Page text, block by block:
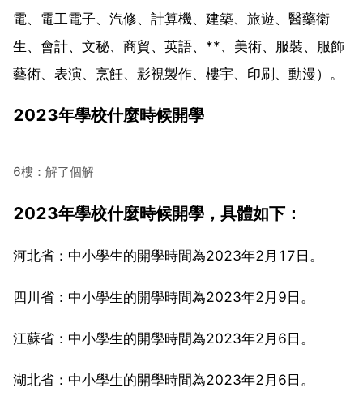
電、電工電子、汽修、計算機、建築、旅遊、醫藥衛
生、會計、文秘、商貿、英語、**、美術、服裝、服飾
藝術、表演、烹飪、影視製作、樓宇、印刷、動漫）。
2023年學校什麼時候開學
6樓：解了個解
2023年學校什麼時候開學，具體如下：
河北省：中小學生的開學時間為2023年2月17日。
四川省：中小學生的開學時間為2023年2月9日。
江蘇省：中小學生的開學時間為2023年2月6日。
湖北省：中小學生的開學時間為2023年2月6日。